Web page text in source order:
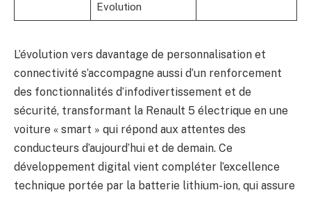
Evolution
L’évolution vers davantage de personnalisation et
connectivité s’accompagne aussi d’un renforcement
des fonctionnalités d’infodivertissement et de
sécurité, transformant la Renault 5 électrique en une
voiture « smart » qui répond aux attentes des
conducteurs d’aujourd’hui et de demain. Ce
développement digital vient compléter l’excellence
technique portée par la batterie lithium-ion, qui assure